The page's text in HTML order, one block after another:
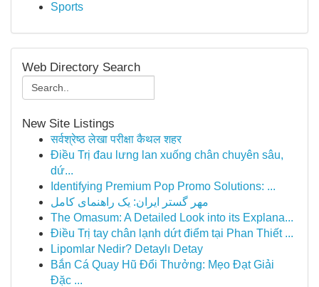
Sports
Web Directory Search
New Site Listings
सर्वश्रेष्ठ लेखा परीक्षा कैथल शहर
Điều Trị đau lưng lan xuống chân chuyên sâu,
dứ...
Identifying Premium Pop Promo Solutions: ...
مهر گستر ایران: یک راهنمای کامل
The Omasum: A Detailed Look into its Explana...
Điều Trị tay chân lạnh dứt điểm tại Phan Thiết ...
Lipomlar Nedir? Detaylı Detay
Bắn Cá Quay Hũ Đổi Thưởng: Mẹo Đạt Giải
Đặc ...